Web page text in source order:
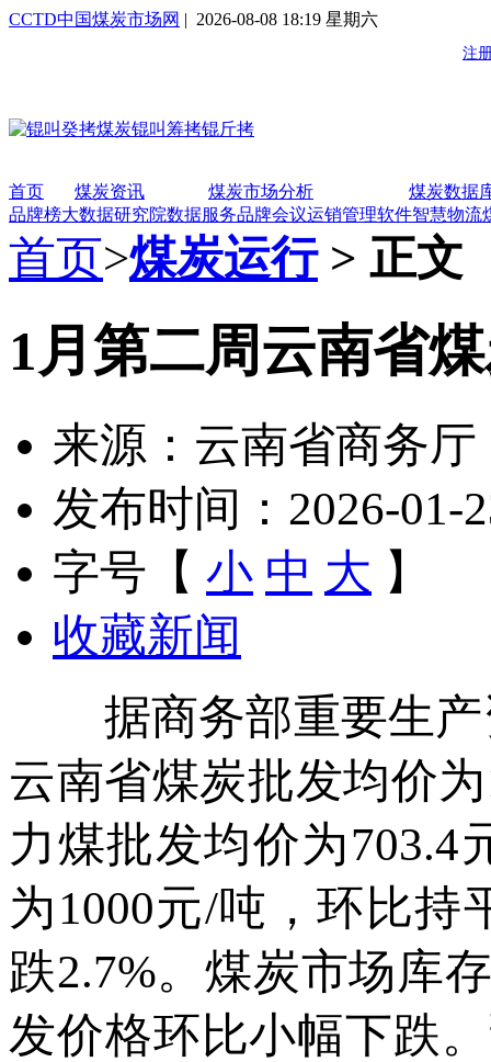
CCTD中国煤炭市场网 | 2026-08-08 18:19 星期六
首页 煤炭资讯 煤炭市场分析
煤炭数据
品牌榜大数据研究院数据服务品牌会议运销管理软件智慧物流
首页>煤炭运行> 正文
1月第二周云南省
来源：云南省商务厅
发布时间：2026-01-
字号【 小 中 大 】
收藏新闻
据商务部重要生产
云南省煤炭批发均价
力煤批发均价为703.4
为1000元/吨，环比持
跌2.7%。煤炭市场库
发价格环比小幅下跌